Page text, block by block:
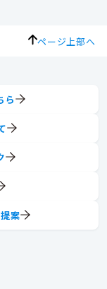
ページ上部へ
ら
案